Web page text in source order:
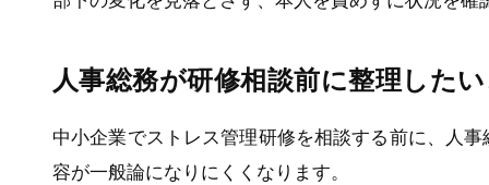
人事総務が研修相談前に整理した
中小企業でストレス管理研修を相談する前に、人
容が一般論になりにくくなります。